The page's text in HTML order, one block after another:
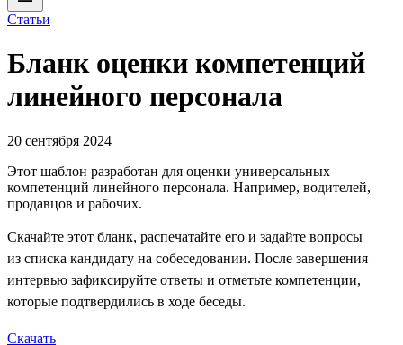
Статьи
Бланк оценки компетенций
линейного персонала
20 сентября 2024
Этот шаблон разработан для оценки универсальных
компетенций линейного персонала. Например, водителей,
продавцов и рабочих.
Скачайте этот бланк, распечатайте его и задайте вопросы
из списка кандидату на собеседовании. После завершения
интервью зафиксируйте ответы и отметьте компетенции,
которые подтвердились в ходе беседы.
Скачать